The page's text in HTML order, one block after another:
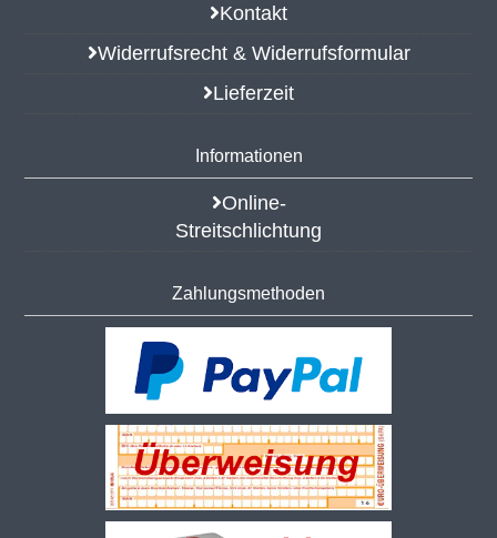
Kontakt
Widerrufsrecht & Widerrufsformular
Lieferzeit
Informationen
Online-
Streitschlichtung
Zahlungsmethoden